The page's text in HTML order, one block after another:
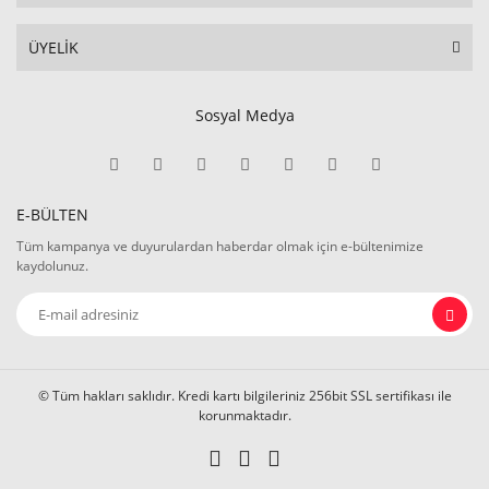
ÜYELİK
Sosyal Medya
E-BÜLTEN
Tüm kampanya ve duyurulardan haberdar olmak için e-bültenimize
kaydolunuz.
© Tüm hakları saklıdır. Kredi kartı bilgileriniz 256bit SSL sertifikası ile
korunmaktadır.